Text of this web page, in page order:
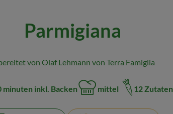
Parmigiana
von Olaf Lehmann von Terra Famiglia
minuten inkl. Backen
Schwierigkeit:
mittel 12 Zutaten